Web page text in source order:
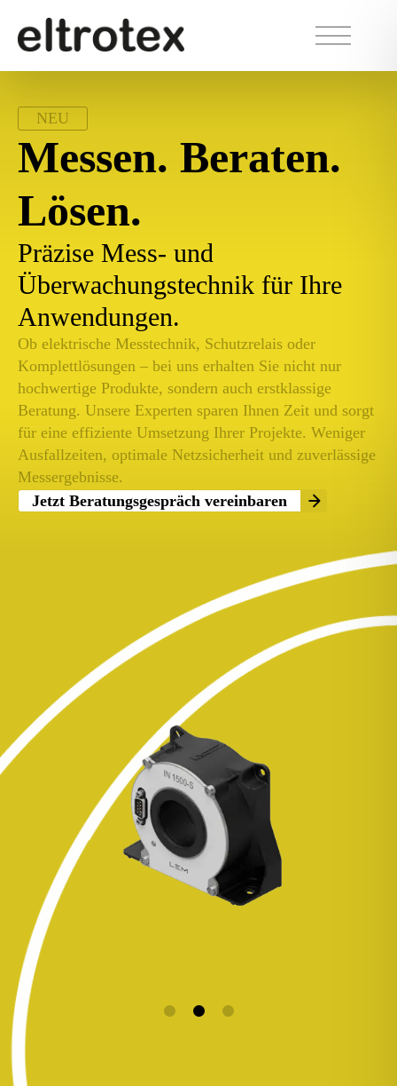
NEU
Messen. Beraten.
Lösen.
Präzise Mess- und
Überwachungstechnik für Ihre
Anwendungen.
Ob elektrische Messtechnik, Schutzrelais oder
Komplettlösungen – bei uns erhalten Sie nicht nur
hochwertige Produkte, sondern auch erstklassige
Beratung. Unsere Experten sparen Ihnen Zeit und sorgt
für eine effiziente Umsetzung Ihrer Projekte. Weniger
Ausfallzeiten, optimale Netzsicherheit und zuverlässige
Messergebnisse.
Jetzt Beratungsgespräch vereinbaren